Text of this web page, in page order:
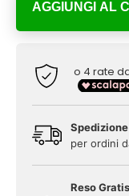
AGGIUNGI AL
per ordini
Reso